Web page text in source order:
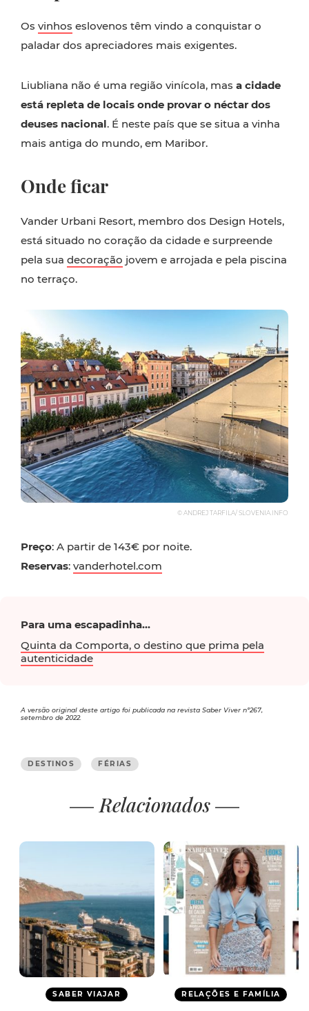
Os vinhos eslovenos têm vindo a conquistar o
paladar dos apreciadores mais exigentes.
Liubliana não é uma região vinícola, mas a cidade
está repleta de locais onde provar o néctar dos
deuses nacional. É neste país que se situa a vinha
mais antiga do mundo, em Maribor.
Onde ficar
Vander Urbani Resort, membro dos Design Hotels,
está situado no coração da cidade e surpreende
pela sua decoração jovem e arrojada e pela piscina
no terraço.
© ANDREJ TARFILA/ SLOVENIA.INFO
Preço: A partir de 143€ por noite.
Reservas: vanderhotel.com
Para uma escapadinha...
Quinta da Comporta, o destino que prima pela
autenticidade
A versão original deste artigo foi publicada na revista Saber Viver nº267,
setembro de 2022.
DESTINOS FÉRIAS
Relacionados
SABER VIAJAR RELAÇÕES E FAMÍLIA